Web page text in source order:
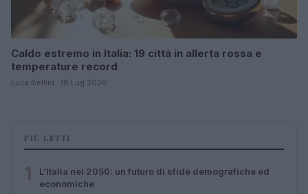
Caldo estremo in Italia: 19 città in allerta rossa e
temperature record
Luca Bellini · 18 Lug 2026
PIÙ LETTI
L’Italia nel 2050: un futuro di sfide demografiche ed
economiche